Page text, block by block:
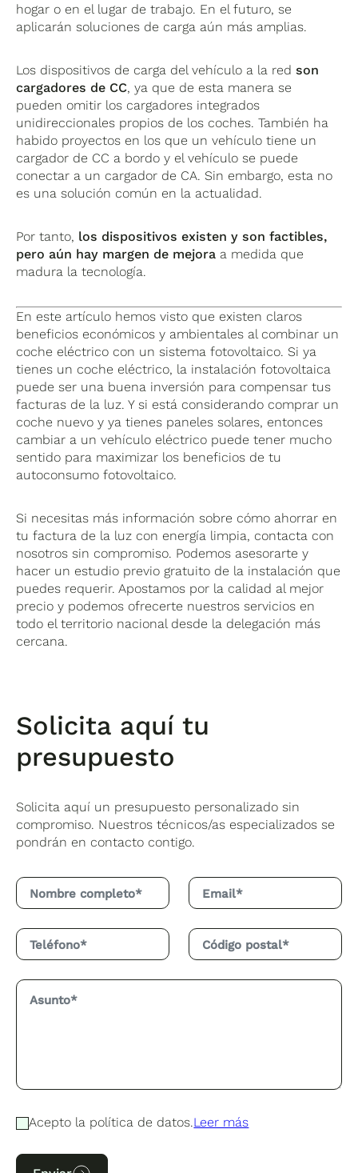
hogar o en el lugar de trabajo. En el futuro, se
aplicarán soluciones de carga aún más amplias.
Los dispositivos de carga del vehículo a la redson
cargadores de CC, ya que de esta manera se
pueden omitir los cargadores integrados
unidireccionales propios de los coches. También ha
habido proyectos en los que un vehículo tiene un
cargador de CC a bordo y el vehículo se puede
conectar a un cargador de CA. Sin embargo, esta no
es una solución común en la actualidad.
Por tanto, los dispositivos existen y son factibles,
pero aún hay margen de mejora a medida que
madura la tecnología.
En este artículo hemos visto que existen claros
beneficios económicos y ambientales al combinar un
coche eléctrico con un sistema fotovoltaico. Si ya
tienes un coche eléctrico, la instalación fotovoltaica
puede ser una buena inversión para compensar tus
facturas de la luz. Y si está considerando comprar un
coche nuevo y ya tienes paneles solares, entonces
cambiar a un vehículo eléctrico puede tener mucho
sentido para maximizar los beneficios de tu
autoconsumo fotovoltaico.
Si necesitas más información sobre cómo ahorrar en
tu factura de la luz con energía limpia, contacta con
nosotros sin compromiso. Podemos asesorarte y
hacer un estudio previo gratuito de la instalación que
puedes requerir. Apostamos por la calidad al mejor
precio y podemos ofrecerte nuestros servicios en
todo el territorio nacional desde la delegación más
cercana.
Solicita aquí tu
presupuesto
Solicita aquí un presupuesto personalizado sin
compromiso. Nuestros técnicos/as especializados se
pondrán en contacto contigo.
Acepto la política de datos.Leer más